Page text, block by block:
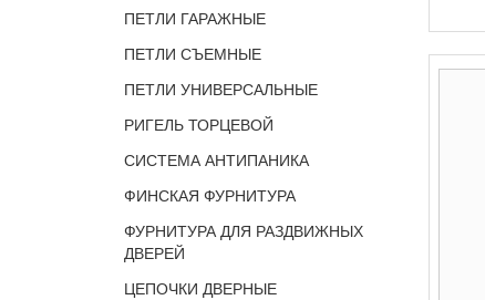
ПЕТЛИ ГАРАЖНЫЕ
ПЕТЛИ СЪЕМНЫЕ
ПЕТЛИ УНИВЕРСАЛЬНЫЕ
РИГЕЛЬ ТОРЦЕВОЙ
СИСТЕМА АНТИПАНИКА
ФИНСКАЯ ФУРНИТУРА
ФУРНИТУРА ДЛЯ РАЗДВИЖНЫХ
ДВЕРЕЙ
ЦЕПОЧКИ ДВЕРНЫЕ